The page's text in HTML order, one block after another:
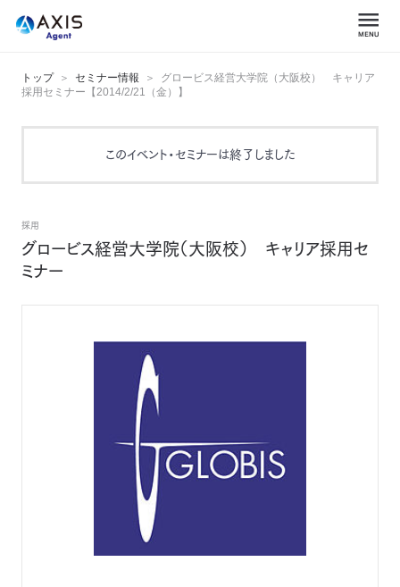
トップ セミナー情報
グロービス経営大学院（大阪校） キャリア
採用セミナー【2014/2/21（金）】
このイベント・セミナーは終了しました
採用
グロービス経営大学院（大阪校） キャリア採用セ
ミナー